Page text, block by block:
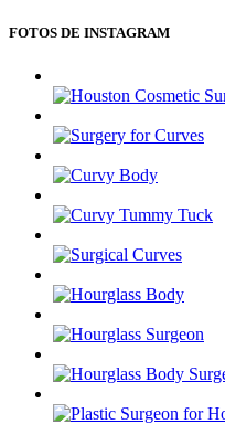
FOTOS DE INSTAGRAM